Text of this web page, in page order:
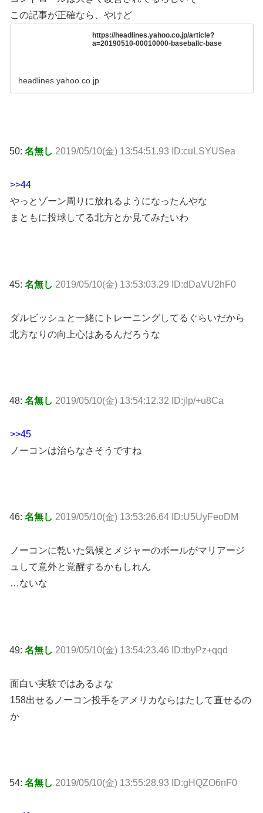
この記事が正確なら、やけど
https://headlines.yahoo.co.jp/article?
a=20190510-00010000-baseballc-base
headlines.yahoo.co.jp
50: 名無し 2019/05/10(金) 13:54:51.93 ID:cuLSYUSea
>>44
やっとゾーン周りに放れるようになったんやな
まともに投球してる北方とか見てみたいわ
45: 名無し 2019/05/10(金) 13:53:03.29 ID:dDaVU2hF0
ダルビッシュと一緒にトレーニングしてるぐらいだから
北方なりの向上心はあるんだろうな
48: 名無し 2019/05/10(金) 13:54:12.32 ID:jIp/+u8Ca
>>45
ノーコンは治らなさそうですね
46: 名無し 2019/05/10(金) 13:53:26.64 ID:U5UyFeoDM
ノーコンに乾いた気候とメジャーのボールがマリアージ
ュして意外と覚醒するかもしれん
…ないな
49: 名無し 2019/05/10(金) 13:54:23.46 ID:tbyPz+qqd
面白い実験ではあるよな
158出せるノーコン投手をアメリカならはたして直せるの
か
54: 名無し 2019/05/10(金) 13:55:28.93 ID:gHQZO6nF0